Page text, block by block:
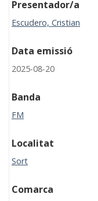
Presentador/a
Escudero, Cristian
Data emissió
2025-08-20
Banda
FM
Localitat
Sort
Comarca